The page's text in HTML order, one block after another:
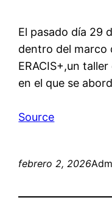
El pasado día 29
dentro del marco
ERACIS+,un
en el que se
Source
febrero 2, 2026